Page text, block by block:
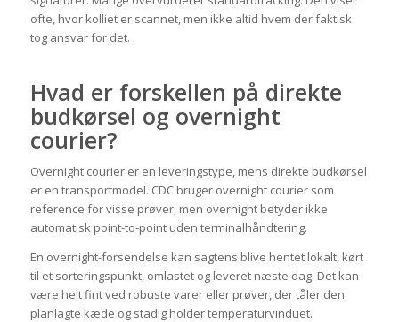
ofte, hvor kolliet er scannet, men ikke altid hvem der faktisk
tog ansvar for det.
Hvad er forskellen på direkte
budkørsel og overnight
courier?
Overnight courier er en leveringstype, mens direkte budkørsel
er en transportmodel. CDC bruger overnight courier som
reference for visse prøver, men overnight betyder ikke
automatisk point-to-point uden terminalhåndtering.
En overnight-forsendelse kan sagtens blive hentet lokalt, kørt
til et sorteringspunkt, omlastet og leveret næste dag. Det kan
være helt fint ved robuste varer eller prøver, der tåler den
planlagte kæde og stadig holder temperaturvinduet.